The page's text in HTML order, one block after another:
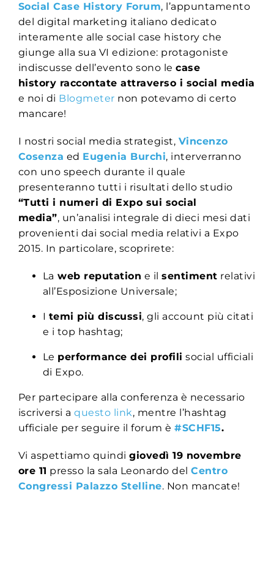
Social Case History Forum, l’appuntamento
del digital marketing italiano dedicato
interamente alle social case history che
giunge alla sua VI edizione: protagoniste
indiscusse dell’evento sono lecase
history raccontate attraverso i social media
e noi di Blogmeter non potevamo di certo
mancare!
I nostri social media strategist, Vincenzo
Cosenza ed Eugenia Burchi, interverranno
con uno speech durante il quale
presenteranno tutti i risultati dello studio
“Tutti i numeri di Expo sui social
media”, un’analisi integrale di dieci mesi dati
provenienti dai social media relativi a Expo
2015. In particolare, scoprirete:
La web reputation e ilsentiment relativi
all’Esposizione Universale;
I temi più discussi, gli account più citati
e i top hashtag;
Le performance dei profili social ufficiali
di Expo.
Per partecipare alla conferenza è necessario
iscriversi aquesto link, mentre l’hashtag
ufficiale per seguire il forum è#SCHF15.
Vi aspettiamo quindigiovedì 19 novembre
ore 11 presso la sala Leonardo delCentro
Congressi Palazzo Stelline. Non mancate!